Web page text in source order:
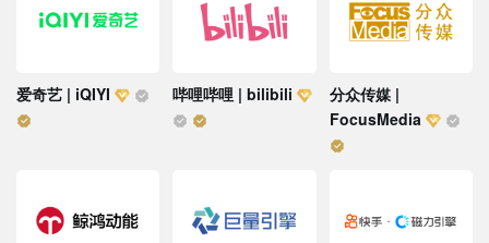
爱奇艺 | iQIYI 哔哩哔哩 | bilibili
分众传媒 |
FocusMedia